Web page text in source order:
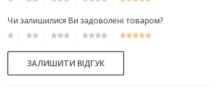
Чи залишилися Ви задоволені товаром?
ЗАЛИШИТИ ВІДГУК